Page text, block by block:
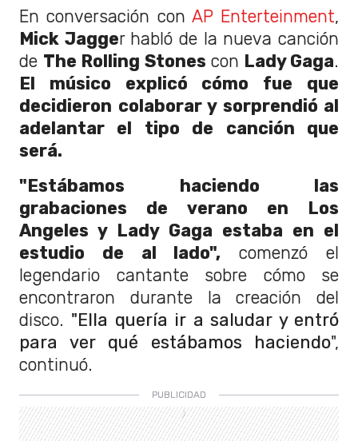
En conversación con AP Enterteinment,
Mick Jagger habló de la nueva canción
de The Rolling Stones con Lady Gaga.
El músico explicó cómo fue que
decidieron colaborar y sorprendió al
adelantar el tipo de canción que
será.
"Estábamos haciendo las
grabaciones de verano en Los
Angeles y Lady Gaga estaba en el
estudio de al lado", comenzó el
legendario cantante sobre cómo se
encontraron durante la creación del
disco. "Ella quería ir a saludar y entró
para ver qué estábamos haciendo",
continuó.